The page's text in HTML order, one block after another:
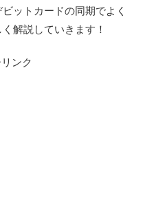
ットカードの同期でよく
解説していきます！
ンク